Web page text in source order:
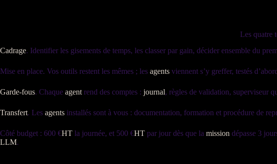
Les quatre
Cadrage. Identifier les gisements de temps, les classer par gain, décider ensemble du
Mise en place. Vos outils restent les mêmes ; les agents viennent s’y greffer, testés
Garde-fous. Chaque agent rend des comptes : journal, règles de validation, superviseur
Transfert. Les agents installés sont à vous : documentation, formation et procédure de
Côté budget : 600 €HT la journée, et 500 €HT par jour dès que la mission dépasse 3
LLM.